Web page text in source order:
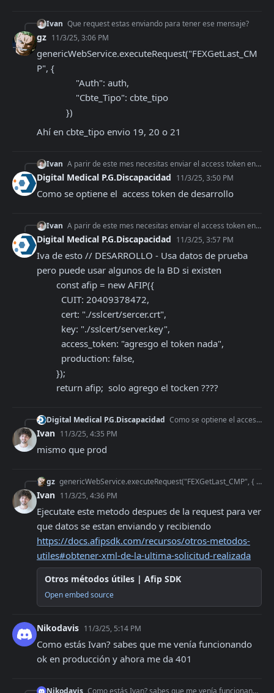
Ivan Que request estas enviando para tener ese mensaje?
gz 11/3/25, 3:06 PM
genericWebService.executeRequest("FEXGetLast_CM
P", {
            })
Ahí en cbte_tipo envio 19, 20 o 21
Ivan A parir de este mes necesitas enviar el access token en desarrollo tambien, por eso te da error 401 (Unauthorized)
Digital Medical P.G.Discapacidad 11/3/25, 3:50 PM
Como se optiene el  access token de desarrollo
Ivan A parir de este mes necesitas enviar el access token en desarrollo tambien, por eso te da error 401 (Unauthorized)
Digital Medical P.G.Discapacidad 11/3/25, 3:57 PM
Iva de esto // DESARROLLO - Usa datos de prueba
pero puede usar algunos de la BD si existen
        return afip;  solo agrego el tocken ????
Digital Medical P.G.Discapacidad Como se optiene el access token de desarrollo
Ivan 11/3/25, 4:35 PM
mismo que prod
gz genericWebService.executeRequest("FEXGetLast_CMP", { "Auth": auth, "Cbte_Tipo": cbte_tipo }) Ahí en cbte_tipo envio
Ivan 11/3/25, 4:36 PM
Ejecutate este metodo despues de la request para ver
https://docs.afipsdk.com/recursos/otros-metodos-
utiles#obtener-xml-de-la-ultima-solicitud-realizada
Otros métodos útiles | Afip SDK
Open embed source
Nikodavis 11/3/25, 5:14 PM
Como estás Ivan? sabes que me venía funcionando
ok en producción y ahora me da 401